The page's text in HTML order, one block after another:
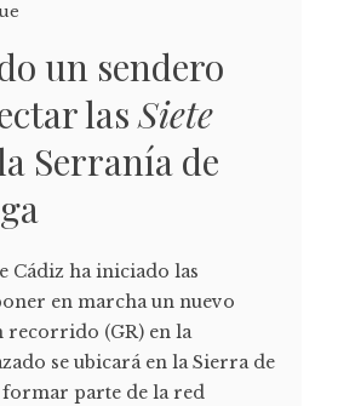
un sendero
lasSiete
Serranía de
Cádiz ha iniciado las
en marcha un nuevo
recorrido (GR) en la
se ubicará en la Sierra de
formar parte de la red